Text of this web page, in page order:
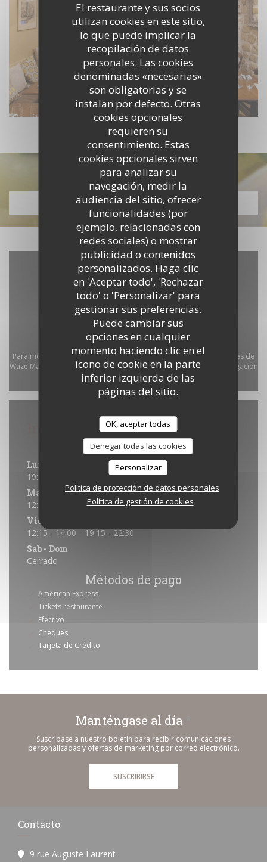
El restaurante y sus socios
utilizan cookies en este sitio,
lo que puede implicar la
recopilación de datos
personales. Las cookies
denominadas «necesarias»
son obligatorias y se
instalan por defecto. Otras
cookies opcionales
requieren su
consentimiento. Estas
cookies opcionales sirven
para analizar su
navegación, medir la
audiencia del sitio, ofrecer
funcionalidades (por
ejemplo, relacionadas con
redes sociales) o mostrar
publicidad o contenidos
personalizados. Haga clic
en 'Aceptar todo', 'Rechazar
todo' o 'Personalizar' para
gestionar sus preferencias.
Puede cambiar sus
opciones en cualquier
momento haciendo clic en el
icono de cookie en la parte
inferior izquierda de las
páginas del sitio.
OK, aceptar todas
Denegar todas las cookies
Personalizar
Política de protección de datos personales
Política de gestión de cookies
Descubrir nuestra carta
DESCUBRIR NUESTRA CARTA
Para mostrar el mapa interactivo de Waze, debe aceptar las cookies de
Waze Map (Google). Estas cookies pueden recopilar datos de navegación
y ubicación. Permitir
Información general
Horario de apertura
Lunes
19:15 - 22:00
Mar
Jue
12:15 - 14:00
19:15 - 22:00
Viernes
12:15 - 14:00
19:15 - 22:30
Sab - Dom
Cerrado
Métodos de pago
American Express
Tickets restaurante
Efectivo
Cheques
Tarjeta de Crédito
Manténgase al día
Suscríbase a nuestro boletín para recibir comunicaciones
personalizadas y ofertas de marketing por correo electrónico.
SUSCRIBIRSE
Contacto
9 rue Auguste Laurent